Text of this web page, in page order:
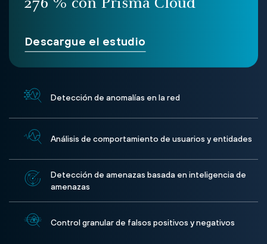
276 % con Prisma Cloud
Descargue el estudio
Detección de anomalías en la red
Análisis de comportamiento de usuarios y entidades
Detección de amenazas basada en inteligencia de
amenazas
Control granular de falsos positivos y negativos